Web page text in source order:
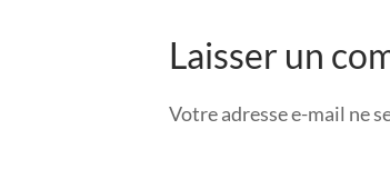
Laisser un
Votre adresse e-mail ne